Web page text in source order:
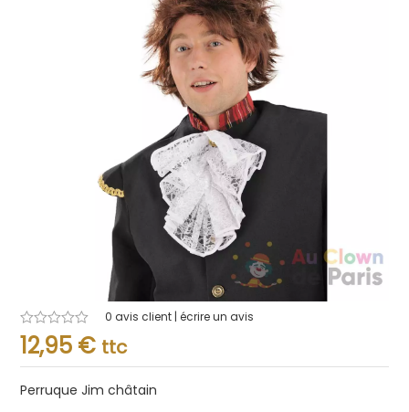
Note
0.001
sur
0 avis client | écrire un avis
12,95 € ttc
Perruque Jim châtain